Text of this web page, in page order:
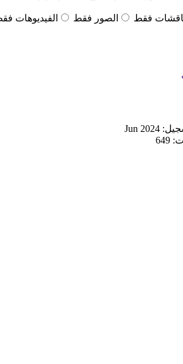
فقط الصور فقط الفيديوهات
Jun 2024
649